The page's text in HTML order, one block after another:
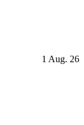
1 Aug. 26